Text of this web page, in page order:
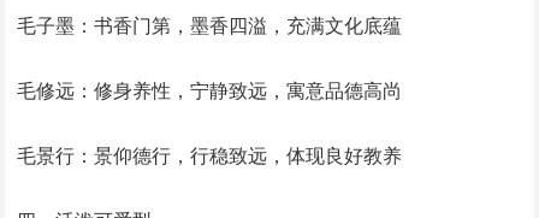
毛子墨：书香门第，墨香四溢，充满文化底蕴
毛修远：修身养性，宁静致远，寓意品德高尚
毛景行：景仰德行，行稳致远，体现良好教养